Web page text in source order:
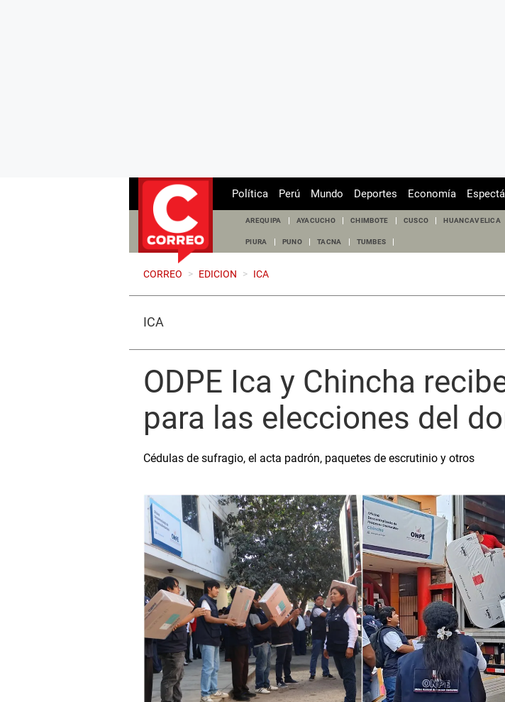
Política Perú Mundo Deportes Economía
AREQUIPA AYACUCHO CHIMBOTE CUSCO HUANCAVELICA
PIURA PUNO TACNA TUMBES
CORREO > EDICION > ICA
ICA
ODPE Ica y Chincha
para las elecciones del
Cédulas de sufragio, el acta padrón, paquetes de escrutinio y otros